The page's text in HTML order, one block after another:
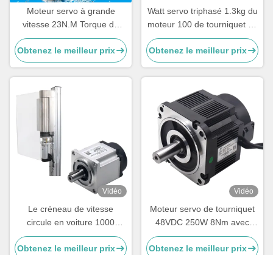
Moteur servo à grande
vitesse 23N.M Torque du
watt 6A IE4 de l'aimant
permanent 100
Obtenez le meilleur prix
Watt servo triphasé 1.3kg du
moteur 100 de tourniquet de
basse tension
Obtenez le meilleur prix
Vidéo
Le créneau de vitesse
circule en voiture 1000
lignes que le créneau de
vitesse circule en voiture
Obtenez le meilleur prix
Vidéo
Moteur servo de tourniquet
48VDC 250W 8Nm avec
encodeur incrémental,
moteur servo basse tension
Obtenez le meilleur prix